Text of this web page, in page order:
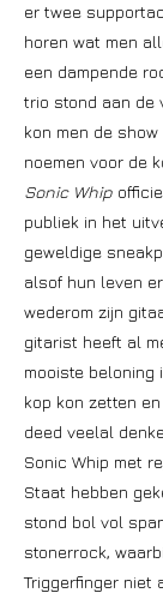
er twee
horen wat men
een dampende
trio stond aan de
kon men de
noemen voor de
Sonic Whip
publiek in het
geweldige
alsof hun leven
wederom zijn
gitarist heeft al
mooiste beloning
kop kon zetten
deed veelal
Sonic Whip met
Staat hebben
stond bol vol
stonerrock,
Triggerfinger niet